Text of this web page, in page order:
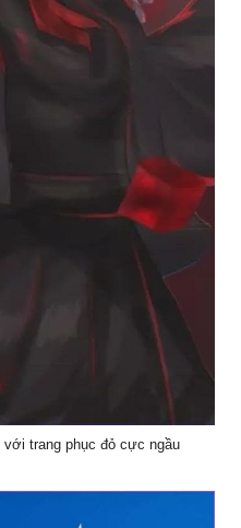
với trang phục đỏ cực ngầu